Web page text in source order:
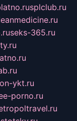
splclub.ru
seks-365.ru
ykt.ru
porno.ru